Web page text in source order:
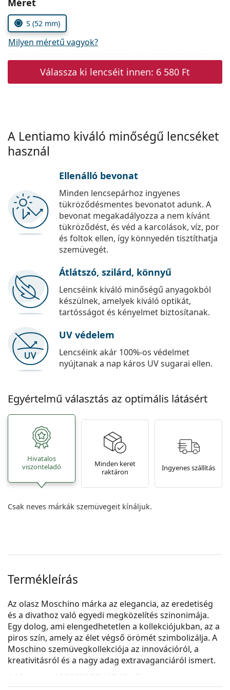
Precision
TotalS (52 mm)
Milyen méretű vagyok?
Válassza ki lencséit innen: 6 580 Ft
A Lentiamo kiváló minőségű lencséket
használ
Ellenálló bevonat
Minden lencsepárhoz ingyenes
tükröződésmentes bevonatot adunk. A
bevonat megakadályozza a nem kívánt
tükröződést, és véd a karcolások, víz, por
és foltok ellen, így könnyedén tisztíthatja
szemüvegét.
Átlátszó, szilárd, könnyű
Lencséink kiváló minőségű anyagokból
készülnek, amelyek kiváló optikát,
tartósságot és kényelmet biztosítanak.
UV védelem
Lencséink akár 100%-os védelmet
nyújtanak a nap káros UV sugarai ellen.
Egyértelmű választás az optimális látásért
Hivatalos
viszonteladó
Minden keret
raktáron
Ingyenes szállítás
Csak neves márkák szemüvegeit kínáljuk.
Termékleírás
Az olasz Moschino márka az elegancia, az eredetiség
és a divathoz való egyedi megközelítés szinonimája.
Egy dolog, ami elengedhetetlen a kollekciójukban, az a
piros szín, amely az élet végső örömét szimbolizálja. A
Moschino szemüvegkollekciója az innovációról, a
kreativitásról és a nagy adag extravaganciáról ismert.
A Moschino MOS528 B3V 17 52
női szemüveg.